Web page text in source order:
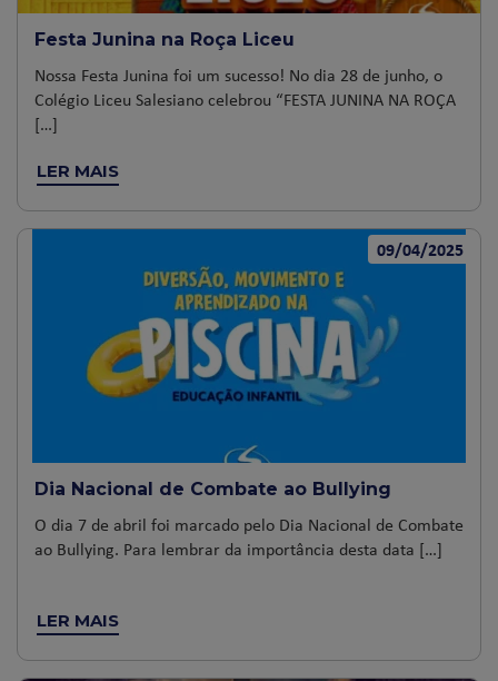
Festa Junina na Roça Liceu
Nossa Festa Junina foi um sucesso! No dia 28 de junho, o
Colégio Liceu Salesiano celebrou “FESTA JUNINA NA ROÇA
[…]
LER MAIS
09/04/2025
Dia Nacional de Combate ao Bullying
O dia 7 de abril foi marcado pelo Dia Nacional de Combate
ao Bullying. Para lembrar da importância desta data […]
LER MAIS